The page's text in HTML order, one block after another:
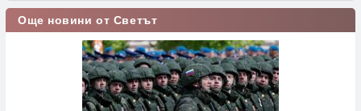
Още новини от Светът